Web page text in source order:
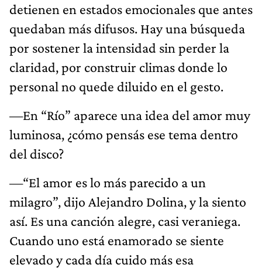
detienen en estados emocionales que antes
quedaban más difusos. Hay una búsqueda
por sostener la intensidad sin perder la
claridad, por construir climas donde lo
personal no quede diluido en el gesto.
—En “Río” aparece una idea del amor muy
luminosa, ¿cómo pensás ese tema dentro
del disco?
—“El amor es lo más parecido a un
milagro”, dijo Alejandro Dolina, y la siento
así. Es una canción alegre, casi veraniega.
Cuando uno está enamorado se siente
elevado y cada día cuido más esa